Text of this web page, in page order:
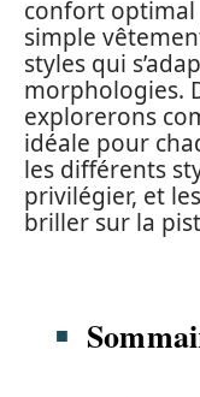
confort optimal
simple
styles qui
morphologies.
explorerons
idéale pour
les différents
privilégier, et
briller sur la